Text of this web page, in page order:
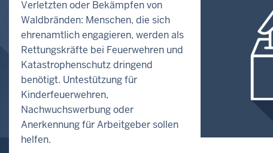
Verletzten oder Bekämpfen von
Waldbränden: Menschen, die sich
ehrenamtlich engagieren, werden als
Rettungskräfte bei Feuerwehren und
Katastrophenschutz dringend
benötigt. Untestützung für
Kinderfeuerwehren,
Nachwuchswerbung oder
Anerkennung für Arbeitgeber sollen
helfen.